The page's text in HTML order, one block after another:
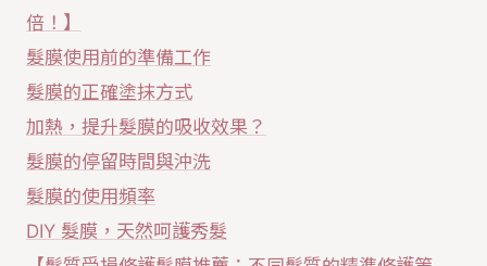
倍！】
髮膜使用前的準備工作
髮膜的正確塗抹方式
加熱，提升髮膜的吸收效果？
髮膜的停留時間與沖洗
髮膜的使用頻率
DIY 髮膜，天然呵護秀髮